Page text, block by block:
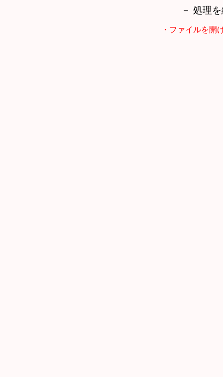
－ 処理
・ファイルを開